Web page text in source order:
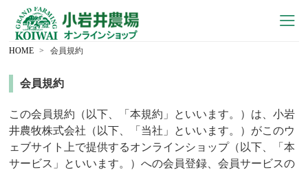
HOME 会員規約
会員規約
この会員規約（以下、「本規約」といいます。）は、小岩
井農牧株式会社（以下、「当社」といいます。）がこのウ
ェブサイト上で提供するオンラインショップ（以下、「本
サービス」といいます。）への会員登録、会員サービスの